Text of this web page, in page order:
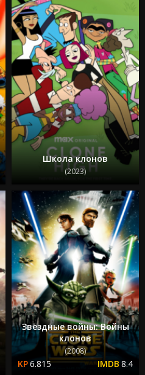
Школа клонов
(2023)
Звездные войны: Войны
клонов
(2008)
6.815 8.4